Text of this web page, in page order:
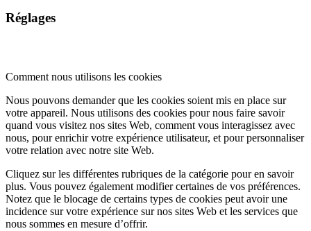
Réglages
Comment nous utilisons les cookies
Nous pouvons demander que les cookies soient mis en place sur
votre appareil. Nous utilisons des cookies pour nous faire savoir
quand vous visitez nos sites Web, comment vous interagissez avec
nous, pour enrichir votre expérience utilisateur, et pour personnaliser
votre relation avec notre site Web.
Cliquez sur les différentes rubriques de la catégorie pour en savoir
plus. Vous pouvez également modifier certaines de vos préférences.
Notez que le blocage de certains types de cookies peut avoir une
incidence sur votre expérience sur nos sites Web et les services que
nous sommes en mesure d’offrir.